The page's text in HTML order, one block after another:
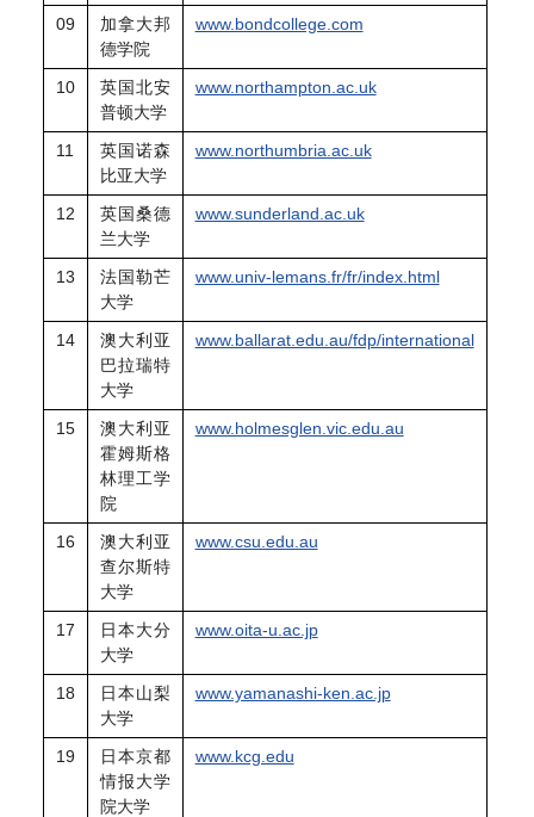
09
加拿大邦
德学院
www.bondcollege.com
10
英国北安
普顿大学
www.northampton.ac.uk
11
英国诺森
比亚大学
www.northumbria.ac.uk
12
英国桑德
兰大学
www.sunderland.ac.uk
13
法国勒芒
大学
www.univ-lemans.fr/fr/index.html
14
澳大利亚
巴拉瑞特
大学
www.ballarat.edu.au/fdp/international
15
澳大利亚
霍姆斯格
林理工学
院
www.holmesglen.vic.edu.au
16
澳大利亚
查尔斯特
大学
www.csu.edu.au
17
日本大分
大学
www.oita-u.ac.jp
18
日本山梨
大学
www.yamanashi-ken.ac.jp
19
日本京都
情报大学
院大学
www.kcg.edu